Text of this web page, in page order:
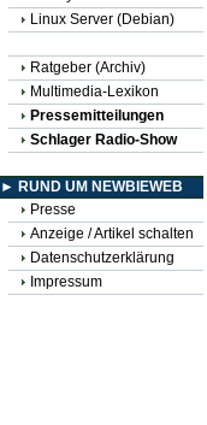
Linux Server (Debian)
Ratgeber (Archiv)
Multimedia-Lexikon
Pressemitteilungen
Schlager Radio-Show
► RUND UM NEWBIEWEB
Presse
Anzeige / Artikel schalten
Datenschutzerklärung
Impressum